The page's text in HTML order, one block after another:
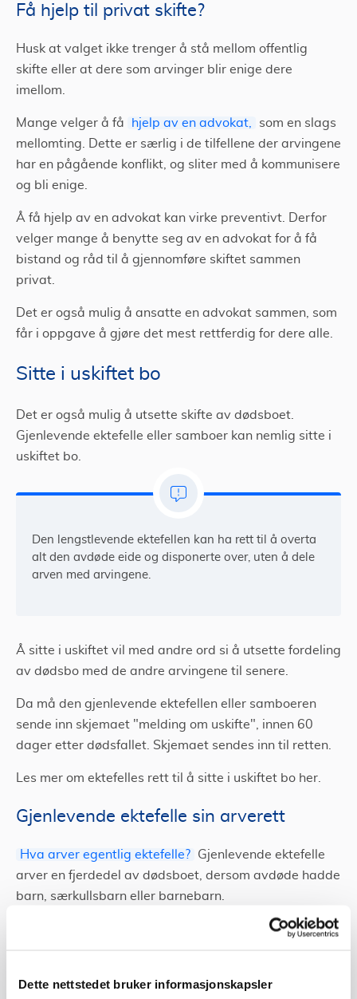
Dette nettstedet bruker informasjonskapsler
Få hjelp til privat skifte?
Husk at valget ikke trenger å stå mellom offentlig
skifte eller at dere som arvinger blir enige dere
imellom.
Mange velger å få hjelp av en advokat,
som en slags
mellomting. Dette er særlig i de tilfellene der arvingene
har en pågående konflikt, og sliter med å kommunisere
og bli enige.
Å få hjelp av en advokat kan virke preventivt. Derfor
velger mange å benytte seg av en advokat for å få
bistand og råd til å gjennomføre skiftet sammen
privat.
Det er også mulig å ansatte en advokat sammen, som
får i oppgave å gjøre det mest rettferdig for dere alle.
Sitte i uskiftet bo
Det er også mulig å utsette skifte av dødsboet.
Gjenlevende ektefelle eller samboer kan nemlig sitte i
uskiftet bo.
Den lengstlevende ektefellen kan ha rett til å overta
alt den avdøde eide og disponerte over, uten å dele
arven med arvingene.
Å sitte i uskiftet vil med andre ord si å utsette fordeling
av dødsbo med de andre arvingene til senere.
Da må den gjenlevende ektefellen eller samboeren
sende inn skjemaet "melding om uskifte", innen 60
dager etter dødsfallet. Skjemaet sendes inn til retten.
Les mer om ektefelles rett til å sitte i uskiftet bo her.
Gjenlevende ektefelle sin arverett
Hva arver egentlig ektefelle?
Gjenlevende ektefelle
arver en fjerdedel av dødsboet, dersom avdøde hadde
barn, særkullsbarn eller barnebarn.
Dersom avdøde ikke har slike livsarvinger, og
halvparten av dødsboet.